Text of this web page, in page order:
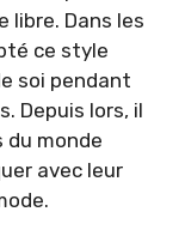
libre. Dans les
ce style
soi pendant
Depuis lors, il
monde
avec leur